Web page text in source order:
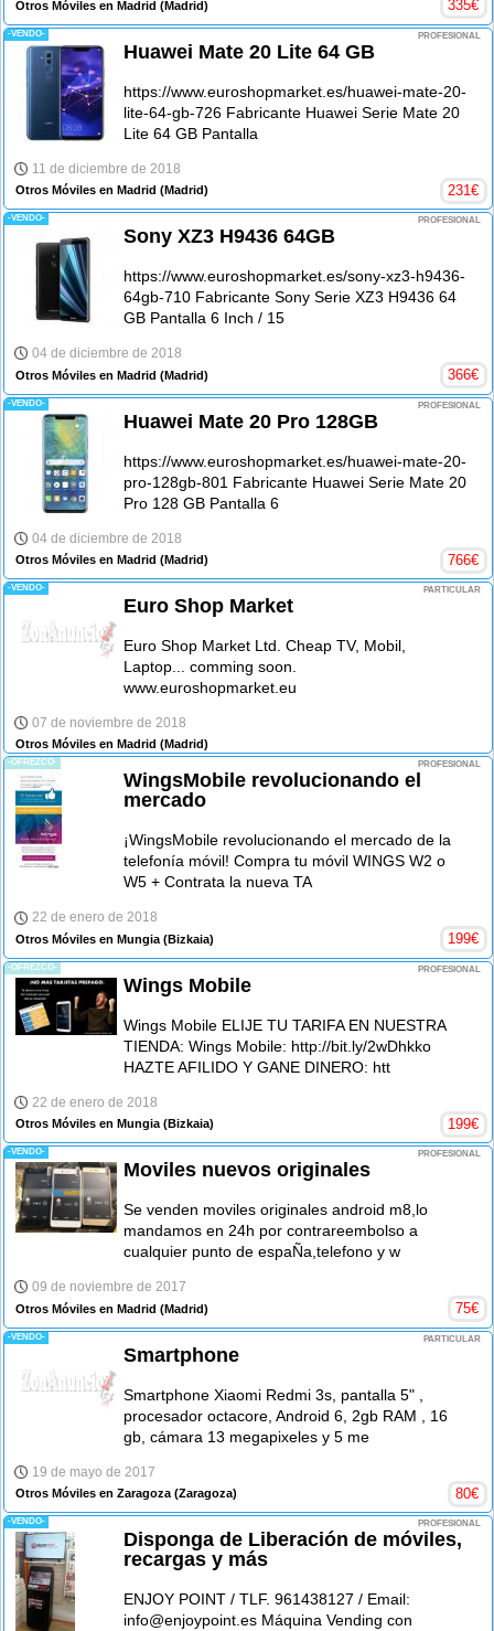
Otros Móviles en Madrid (Madrid) 335€
-VENDO- PROFESIONAL
Huawei Mate 20 Lite 64 GB
https://www.euroshopmarket.es/huawei-mate-20-
lite-64-gb-726 Fabricante Huawei Serie Mate 20
Lite 64 GB Pantalla
11 de diciembre de 2018
Otros Móviles en Madrid (Madrid) 231€
-VENDO- PROFESIONAL
Sony XZ3 H9436 64GB
https://www.euroshopmarket.es/sony-xz3-h9436-
64gb-710 Fabricante Sony Serie XZ3 H9436 64
GB Pantalla 6 Inch / 15
04 de diciembre de 2018
Otros Móviles en Madrid (Madrid) 366€
-VENDO- PROFESIONAL
Huawei Mate 20 Pro 128GB
https://www.euroshopmarket.es/huawei-mate-20-
pro-128gb-801 Fabricante Huawei Serie Mate 20
Pro 128 GB Pantalla 6
04 de diciembre de 2018
Otros Móviles en Madrid (Madrid) 766€
-VENDO- PARTICULAR
Euro Shop Market
Euro Shop Market Ltd. Cheap TV, Mobil,
Laptop... comming soon.
www.euroshopmarket.eu
07 de noviembre de 2018
Otros Móviles en Madrid (Madrid)
-OFREZCO- PROFESIONAL
WingsMobile revolucionando el
mercado
¡WingsMobile revolucionando el mercado de la
telefonía móvil! Compra tu móvil WINGS W2 o
W5 + Contrata la nueva TA
22 de enero de 2018
Otros Móviles en Mungia (Bizkaia) 199€
-OFREZCO- PROFESIONAL
Wings Mobile
Wings Mobile ELIJE TU TARIFA EN NUESTRA
TIENDA: Wings Mobile: http://bit.ly/2wDhkko
HAZTE AFILIDO Y GANE DINERO: htt
22 de enero de 2018
Otros Móviles en Mungia (Bizkaia) 199€
-VENDO- PROFESIONAL
Moviles nuevos originales
Se venden moviles originales android m8,lo
mandamos en 24h por contrareembolso a
cualquier punto de espaÑa,telefono y w
09 de noviembre de 2017
Otros Móviles en Madrid (Madrid) 75€
-VENDO- PARTICULAR
Smartphone
Smartphone Xiaomi Redmi 3s, pantalla 5" ,
procesador octacore, Android 6, 2gb RAM , 16
gb, cámara 13 megapixeles y 5 me
19 de mayo de 2017
Otros Móviles en Zaragoza (Zaragoza) 80€
-VENDO- PROFESIONAL
Disponga de Liberación de móviles,
recargas y más
ENJOY POINT / TLF. 961438127 / Email:
info@enjoypoint.es Máquina Vending con